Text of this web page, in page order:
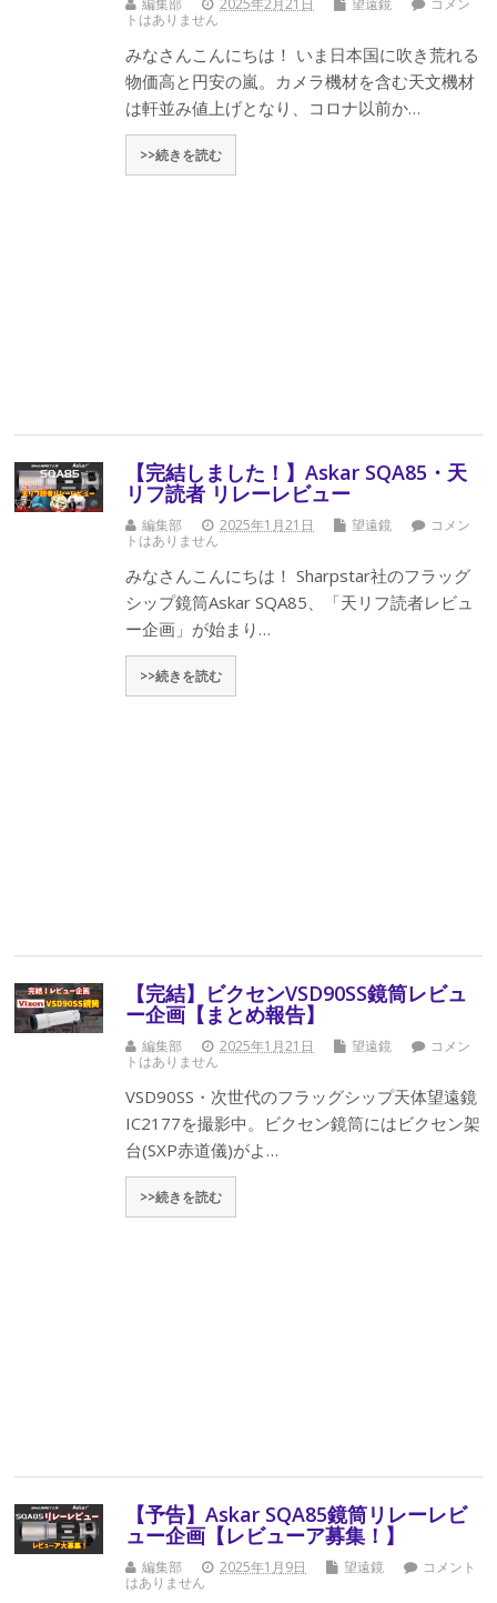
トはありません
みなさんこんにちは！ いま日本国に吹き荒れる
物価高と円安の嵐。カメラ機材を含む天文機材
は軒並み値上げとなり、コロナ以前か…
>>続きを読む
【完結しました！】Askar SQA85・天
リフ読者 リレーレビュー
編集部 2025年1月21日 望遠鏡
コメン
トはありません
みなさんこんにちは！ Sharpstar社のフラッグ
シップ鏡筒Askar SQA85、「天リフ読者レビュ
ー企画」が始まり…
>>続きを読む
【完結】ビクセンVSD90SS鏡筒レビュ
ー企画【まとめ報告】
編集部 2025年1月21日 望遠鏡
コメン
トはありません
VSD90SS・次世代のフラッグシップ天体望遠鏡
IC2177を撮影中。ビクセン鏡筒にはビクセン架
台(SXP赤道儀)がよ…
>>続きを読む
【予告】Askar SQA85鏡筒リレーレビ
ュー企画【レビューア募集！】
編集部 2025年1月9日 望遠鏡
コメント
はありません